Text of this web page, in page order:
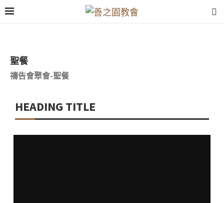
聖餐
禱告會聚會-聖餐
HEADING TITLE